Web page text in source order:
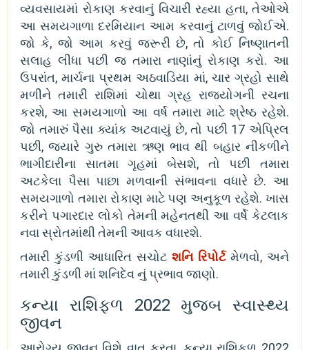
વ્યવસાયમાં રોકાણ કરવાનું વિચારી રહ્યા હતા, તેઓએ
આ સમયગાળા દરમિયાન આમ કરવાનું ટાળવું જોઈએ.
જો કે, જો આમ કરવું જરૂરી છે, તો કોઈ નિષ્ણાતની
સલાહ લીધા પછી જ તમારા નાણાંનું રોકાણ કરો. આ
ઉપરાંત, માર્ચના પ્રથમ અઠવાડિયા માં, ચાર ગ્રહો સાથે
મળીને તમારી રાશિમાં ચોથા ગ્રહ રાજયોગની રચના
કરશે, આ સમયગાળો આ વર્ષ તમારા માટે શ્રેષ્ઠ રહેશે.
જો તમારું પૈસા ક્યાંક અટવાયું છે, તો પછી 17 એપ્રિલ
પછી, જ્યારે ગુરુ તમારા ઋણ ભાવ થી બહાર નીકળીને
ભાગીદારીના સાતમા ગૃહમાં બેસશે, તો પછી તમારા
અટકેલા પૈસા પાછા મળવાની સંભાવના વધારે છે. આ
સમયગાળો તમારા રોકાણ માટે પણ અનુકૂળ રહેશે. ખાસ
કરીને પગારદાર લોકો તેમની મહેનતથી આ વર્ષે કેટલાક
નવા સ્રોતમાંથી તેમની આવક વધારશે.
તમારી કુંડળી આધારિત સચોટ શનિ રિપોર્ટ મેળવો, અને
તમારી કુંડળી માં શનિદેવ નું પ્રભાવ જાણો.
કન્યા રાશિફળ 2022 મુજબ સ્વાસ્થ્ય
જીવન